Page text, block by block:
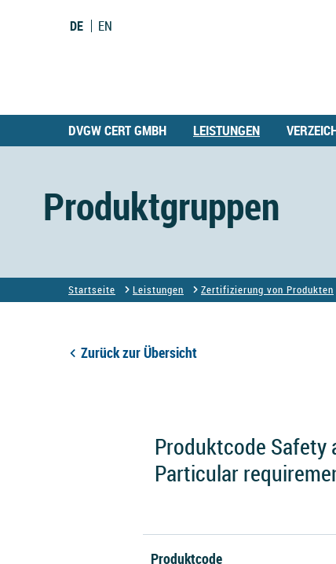
DE EN
DVGW CERT GMBH LEISTUNGEN
Produktgruppen
Startseite Leistungen Zertifizierung von Produkten
Zurück zur Übersicht
Produktcode Safety
Particular
Produktcode